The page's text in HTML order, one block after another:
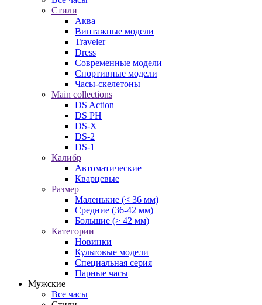
Стили
Аква
Винтажные модели
Traveler
Dress
Современные модели
Спортивные модели
Часы-скелетоны
Main collections
DS Action
DS PH
DS-X
DS-2
DS-1
Калибр
Автоматические
Кварцевые
Размер
Маленькие (< 36 мм)
Средние (36-42 мм)
Большие (> 42 мм)
Категории
Новинки
Культовые модели
Специальная серия
Парные часы
Мужские
Все часы